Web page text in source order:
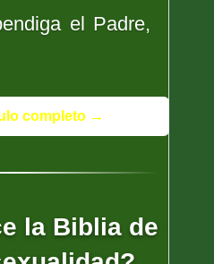
el Padre,
completo →
la Biblia de